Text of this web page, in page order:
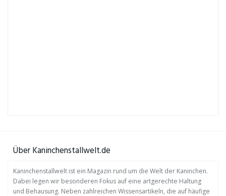
Über Kaninchenstallwelt.de
Kaninchenstallwelt ist ein Magazin rund um die Welt der Kaninchen.
Dabei legen wir besonderen Fokus auf eine artgerechte Haltung
und Behausung. Neben zahlreichen Wissensartikeln, die auf häufige